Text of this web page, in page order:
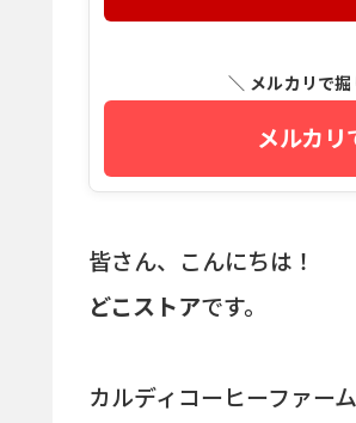
＼ メルカリで
メルカリ
皆さん、こんにちは！
どこストアです。
カルディコーヒーファー